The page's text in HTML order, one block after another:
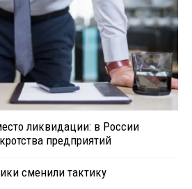
ликвидации: в России
предприятий
сменили тактику